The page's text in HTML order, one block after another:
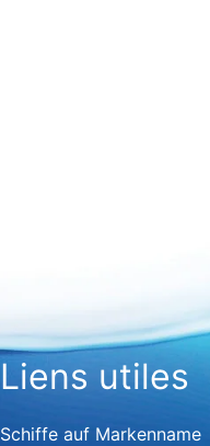
Liens utiles
Schiffe auf Markenname